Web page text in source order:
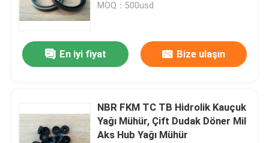
MOQ：500usd
En iyi fiyat Bize ulaşın
NBR FKM TC TB Hidrolik Kauçuk
Yağı Mühür, Çift Dudak Döner Mil
Aks Hub Yağı Mühür